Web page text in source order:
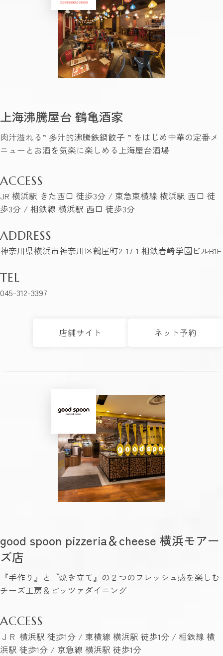
上海沸騰屋台 鶴亀酒家
肉汁溢れる” 多汁的沸騰鉄鍋餃子 ” をはじめ中華の定番メ
ニューとお酒を気楽に楽しめる上海屋台酒場
ACCESS
JR 横浜駅 きた西口 徒歩3分 / 東急東横線 横浜駅 西口 徒
歩3分 / 相鉄線 横浜駅 西口 徒歩3分
ADDRESS
神奈川県横浜市神奈川区鶴屋町2-17-1 相鉄岩崎学園ビルB1F
TEL
045-312-3397
店舗サイト ネット予約
good spoon pizzeria＆cheese 横浜モアー
ズ店
『手作り』と『焼き立て』の２つのフレッシュ感を楽しむ
チーズ工房＆ピッツァダイニング
ACCESS
ＪＲ 横浜駅 徒歩1分 / 東横線 横浜駅 徒歩1分 / 相鉄線 横
浜駅 徒歩1分 / 京急線 横浜駅 徒歩1分